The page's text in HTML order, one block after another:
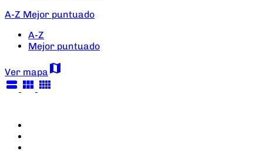
A-Z Mejor puntuado
A-Z
Mejor puntuado
Ver mapa map
view_stream view_module view_comfy